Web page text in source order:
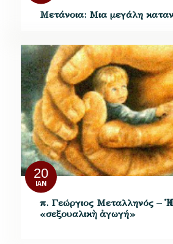
Μετάνοια: Μια μεγάλη
20
ΙΑΝ
π. Γεώργιος Μεταλληνός – Ἡ
«σεξουαλικὴ ἀγωγή»